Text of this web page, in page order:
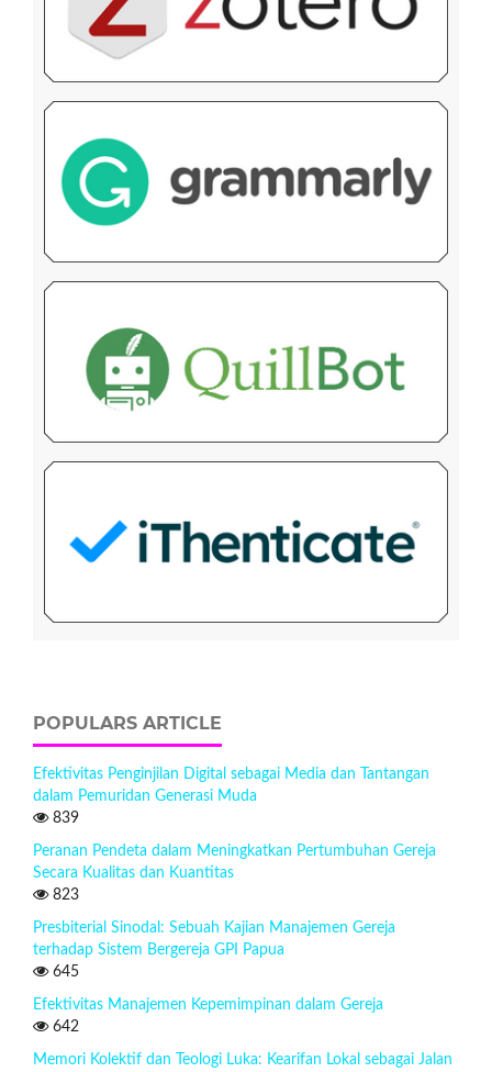
POPULARS ARTICLE
Efektivitas Penginjilan Digital sebagai Media dan Tantangan
dalam Pemuridan Generasi Muda
839
Peranan Pendeta dalam Meningkatkan Pertumbuhan Gereja
Secara Kualitas dan Kuantitas
823
Presbiterial Sinodal: Sebuah Kajian Manajemen Gereja
terhadap Sistem Bergereja GPI Papua
645
Efektivitas Manajemen Kepemimpinan dalam Gereja
642
Memori Kolektif dan Teologi Luka: Kearifan Lokal sebagai Jalan